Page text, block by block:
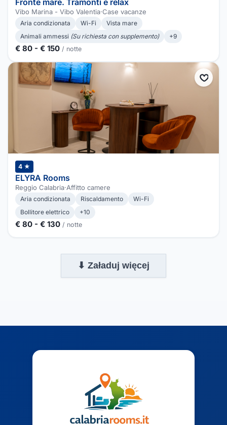
Fronte mare. Tramonti e relax
Vibo Marina - Vibo Valentia·Case vacanze
Aria condizionata Wi-Fi
Vista mare
Animali ammessi (Su richiesta con supplemento) +9
€ 80 - € 150 / notte
4 ★
ELYRA Rooms
Reggio Calabria·Affitto camere
Aria condizionata Riscaldamento
Wi-Fi
Bollitore elettrico
+10
€ 80 - € 130 / notte
⬇ Załaduj więcej